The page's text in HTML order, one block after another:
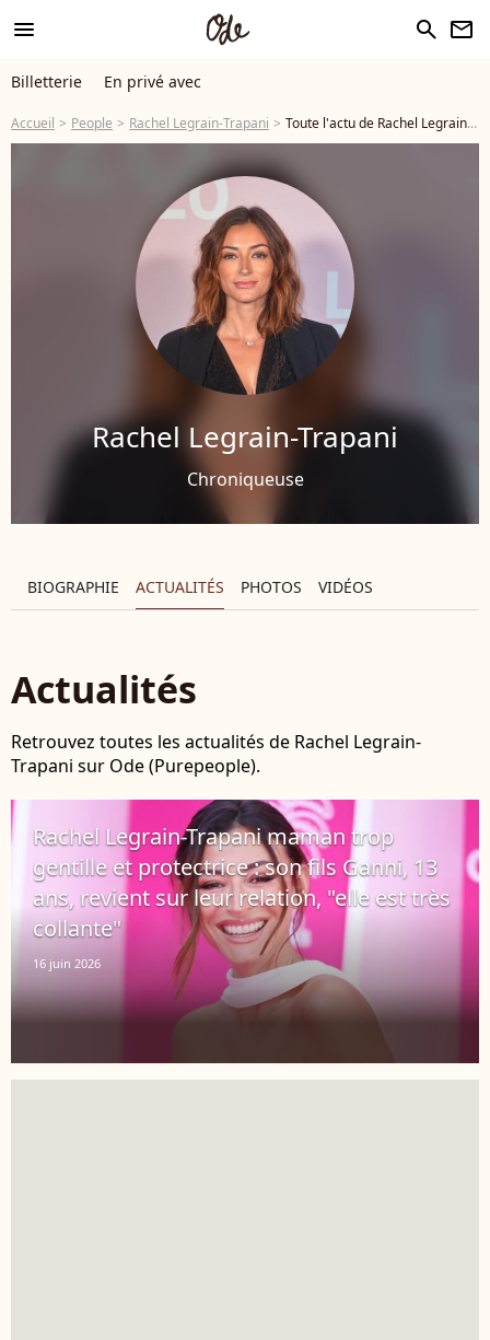
menu search newsletter
Billetterie En privé avec
Accueil People Rachel Legrain-Trapani Toute l'actu de Rachel Legrain-Trapani
Rachel Legrain-Trapani
Chroniqueuse
BIOGRAPHIE ACTUALITÉS PHOTOS VIDÉOS
Actualités
Retrouvez toutes les actualités de Rachel Legrain-
Trapani sur Ode (Purepeople).
Rachel Legrain-Trapani maman trop
gentille et protectrice : son fils Ganni, 13
ans, revient sur leur relation, "elle est très
collante"
16 juin 2026